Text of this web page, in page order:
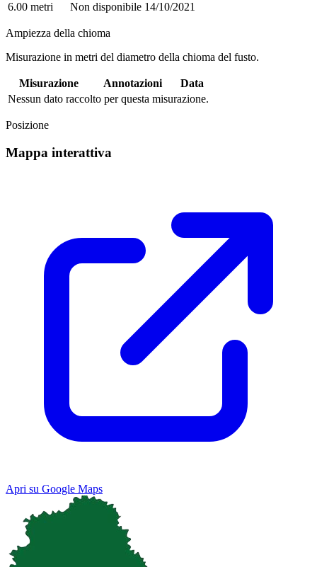
6.00 metri
Non disponibile 14/10/2021
Ampiezza della chioma
Misurazione in metri del diametro della chioma del fusto.
Misurazione Annotazioni
Data
Nessun dato raccolto per questa misurazione.
Posizione
Mappa interattiva
Apri su Google Maps
Map Satellite
Keyboard shortcuts